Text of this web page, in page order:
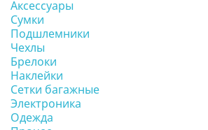
Аксессуары
Сумки
Подшлемники
Чехлы
Брелоки
Наклейки
Сетки багажные
Электроника
Одежда